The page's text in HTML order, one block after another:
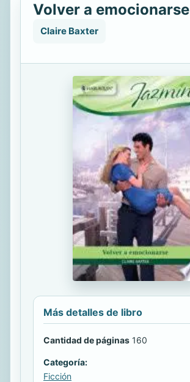
Volver a emocionarse
Claire Baxter
Más detalles de libro
Cantidad de páginas 160
Categoría:
Ficción